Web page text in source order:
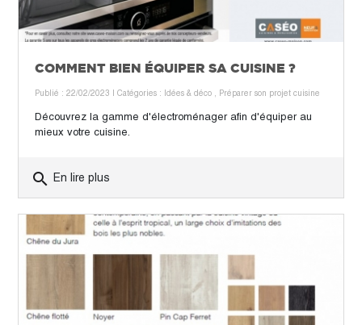
COMMENT BIEN ÉQUIPER SA CUISINE ?
Publié : 22/02/2023 | Catégories : Idées & déco Préparer son projet cuisine
Découvrez la gamme d'électroménager afin d'équiper au
mieux votre cuisine.
search En lire plus